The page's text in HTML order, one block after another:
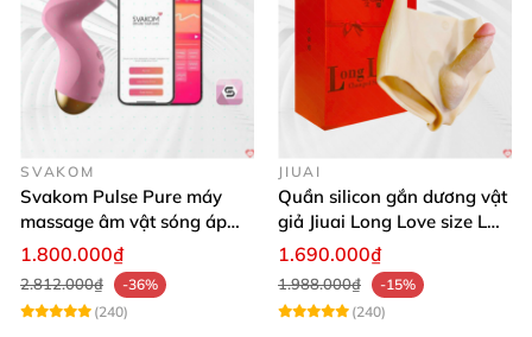
SVAKOM
Svakom Pulse Pure máy
massage âm vật sóng áp
lực điều khiển app cao cấp
1.800.000₫
2.812.000₫
-36%
(240)
JIUAI
Quần silicon gắn dương vật
giả Jiuai Long Love size L
cho nữ les
1.690.000₫
1.988.000₫
-15%
(240)